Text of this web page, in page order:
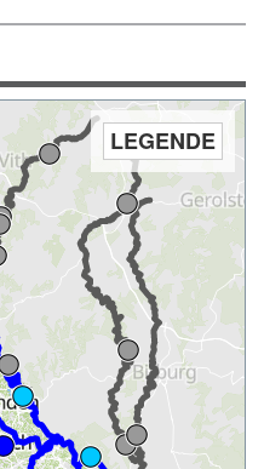
LEGENDE